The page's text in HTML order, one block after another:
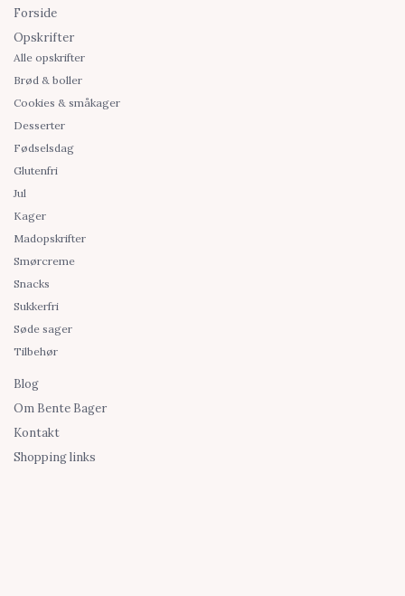
Forside
Opskrifter
Alle opskrifter
Brød & boller
Cookies & småkager
Desserter
Fødselsdag
Glutenfri
Jul
Kager
Madopskrifter
Smørcreme
Snacks
Sukkerfri
Søde sager
Tilbehør
Blog
Om Bente Bager
Kontakt
Shopping links